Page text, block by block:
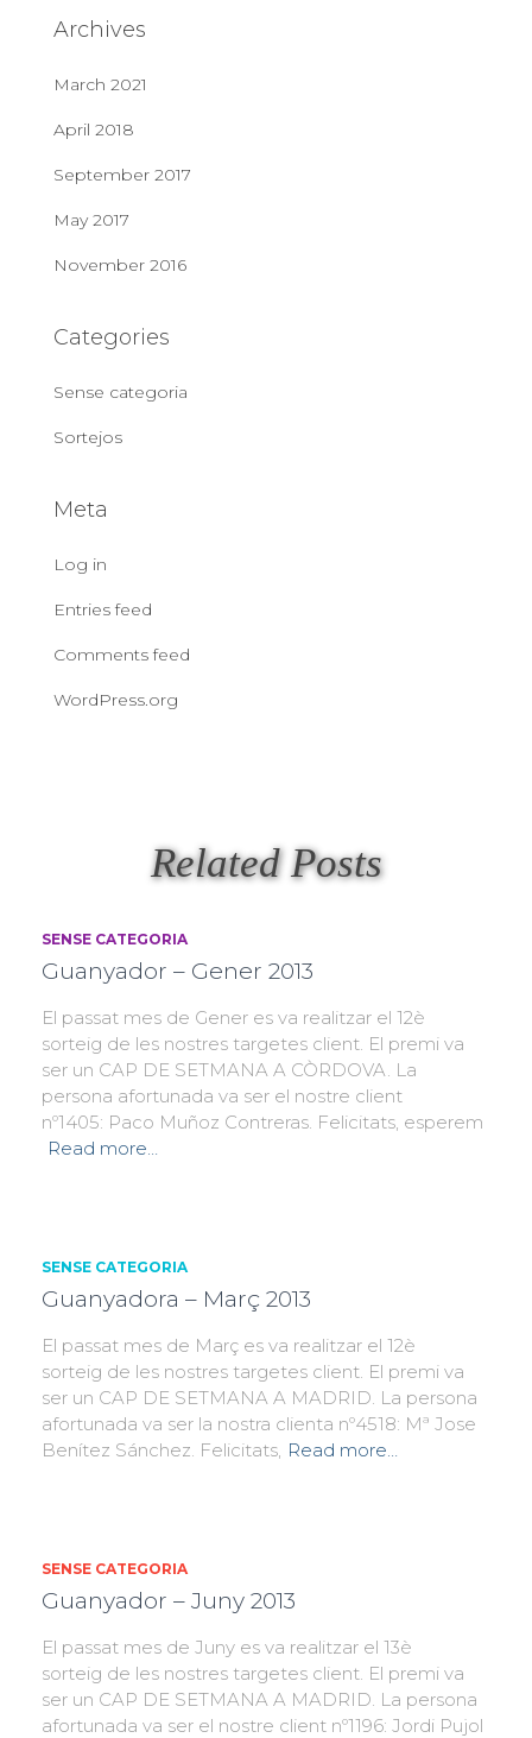
Archives
March 2021
April 2018
September 2017
May 2017
November 2016
Categories
Sense categoria
Sortejos
Meta
Log in
Entries feed
Comments feed
WordPress.org
Related Posts
SENSE CATEGORIA
Guanyador – Gener 2013
El passat mes de Gener es va realitzar el 12è
sorteig de les nostres targetes client. El premi va
ser un CAP DE SETMANA A CÒRDOVA. La
persona afortunada va ser el nostre client
nº1405: Paco Muñoz Contreras. Felicitats, esperem
Read more…
SENSE CATEGORIA
Guanyadora – Març 2013
El passat mes de Març es va realitzar el 12è
sorteig de les nostres targetes client. El premi va
ser un CAP DE SETMANA A MADRID. La persona
afortunada va ser la nostra clienta nº4518: Mª Jose
Benítez Sánchez. Felicitats, Read more…
SENSE CATEGORIA
Guanyador – Juny 2013
El passat mes de Juny es va realitzar el 13è
sorteig de les nostres targetes client. El premi va
ser un CAP DE SETMANA A MADRID. La persona
afortunada va ser el nostre client nº1196: Jordi Pujol